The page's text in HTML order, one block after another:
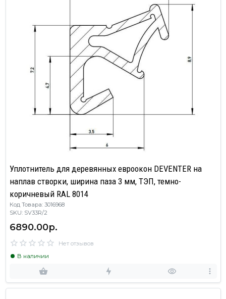
Уплотнитель для деревянных евроокон DEVENTER на
наплав створки, ширина паза 3 мм, ТЭП, темно-
коричневый RAL 8014
Код Товара: 3016968
SKU: SV33R/2
6890.00р.
Нет отзывов
В наличии